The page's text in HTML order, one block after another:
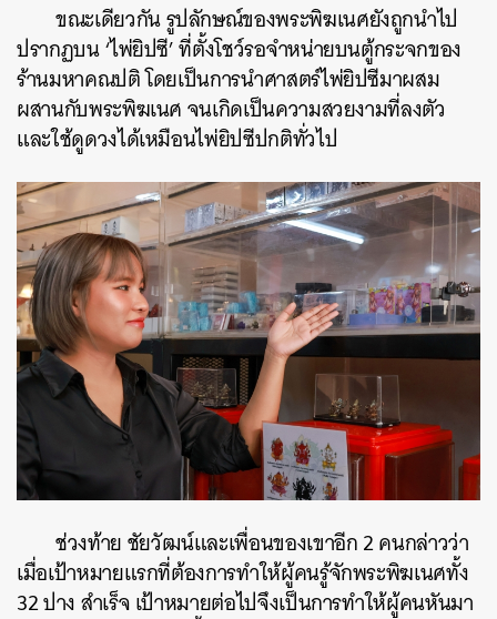
ขณะเดียวกัน รูปลักษณ์ของพระพิฆเนศยังถูกนำไป
ปรากฏบน ‘ไพ่ยิปซี’ ที่ตั้งโชว์รอจำหน่ายบนตู้กระจกของ
ร้านมหาคณปติ โดยเป็นการนำศาสตร์ไพ่ยิปซีมาผสม
ผสานกับพระพิฆเนศ จนเกิดเป็นความสวยงามที่ลงตัว
และใช้ดูดวงได้เหมือนไพ่ยิปซีปกติทั่วไป
ช่วงท้าย ชัยวัฒน์และเพื่อนของเขาอีก 2 คนกล่าวว่า
เมื่อเป้าหมายแรกที่ต้องการทำให้ผู้คนรู้จักพระพิฆเนศทั้ง
32 ปาง สำเร็จ เป้าหมายต่อไปจึงเป็นการทำให้ผู้คนหันมา